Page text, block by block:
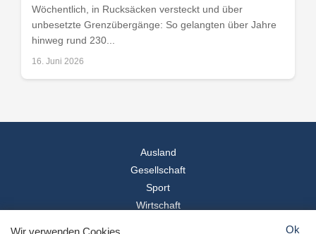
Wöchentlich, in Rucksäcken versteckt und über
unbesetzte Grenzübergänge: So gelangten über Jahre
hinweg rund 230...
16. Juni 2026
Ausland
Gesellschaft
Sport
Wirtschaft
Wir verwenden Cookies Ok